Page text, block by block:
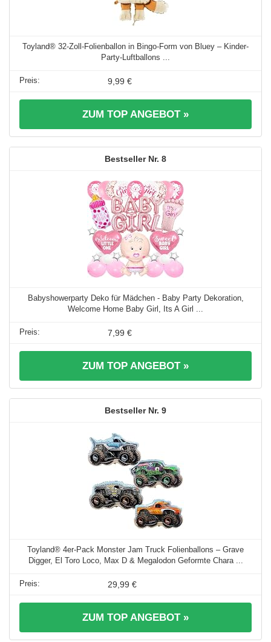
Toyland® 32-Zoll-Folienballon in Bingo-Form von Bluey – Kinder-
Party-Luftballons ...
9,99 €
ZUM TOP ANGEBOT »
8
Babyshowerparty Deko für Mädchen - Baby Party Dekoration,
Welcome Home Baby Girl, Its A Girl ...
7,99 €
ZUM TOP ANGEBOT »
9
Toyland® 4er-Pack Monster Jam Truck Folienballons – Grave
Digger, El Toro Loco, Max D & Megalodon Geformte Chara ...
29,99 €
ZUM TOP ANGEBOT »